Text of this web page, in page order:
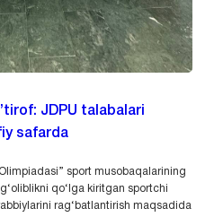
JDPU talabalari
safarda
sport musobaqalarining
qo‘lga kiritgan sportchi
rag‘batlantirish maqsadida